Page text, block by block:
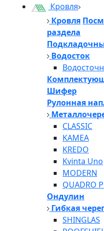
Кровля
Кровля
раздела
Водосток
Шифер
Рулонная
CLASSIC
KAMEA
KREDO
Kvinta Uno
MODERN
QUADRO
Ондулин
Гибкая
SHINGLAS